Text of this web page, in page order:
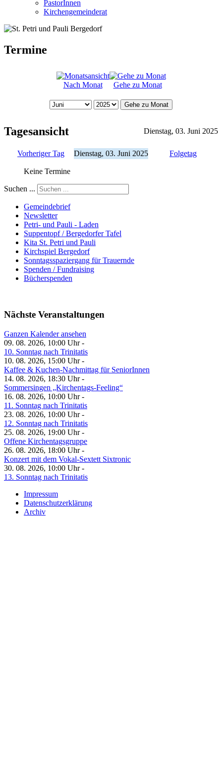
PastorInnen
Kirchengemeinderat
Termine
Nach Monat Gehe zu Monat
Gehe zu Monat
Tagesansicht Dienstag, 03. Juni 2025
Vorheriger Tag Dienstag, 03. Juni 2025 Folgetag
Keine Termine
Suchen ...
Gemeindebrief
Newsletter
Petri- und Pauli - Laden
Suppentopf / Bergedorfer Tafel
Kita St. Petri und Pauli
Kirchspiel Bergedorf
Sonntagsspaziergang für Trauernde
Spenden / Fundraising
Bücherspenden
Nächste Veranstaltungen
Ganzen Kalender ansehen
09. 08. 2026, 10:00 Uhr -
10. Sonntag nach Trinitatis
10. 08. 2026, 15:00 Uhr -
Kaffee & Kuchen-Nachmittag für SeniorInnen
14. 08. 2026, 18:30 Uhr -
Sommersingen „Kirchentags-Feeling“
16. 08. 2026, 10:00 Uhr -
11. Sonntag nach Trinitatis
23. 08. 2026, 10:00 Uhr -
12. Sonntag nach Trinitatis
25. 08. 2026, 19:00 Uhr -
Offene Kirchentagsgruppe
26. 08. 2026, 18:00 Uhr -
Konzert mit dem Vokal-Sextett Sixtronic
30. 08. 2026, 10:00 Uhr -
13. Sonntag nach Trinitatis
Impressum
Datenschutzerklärung
Archiv